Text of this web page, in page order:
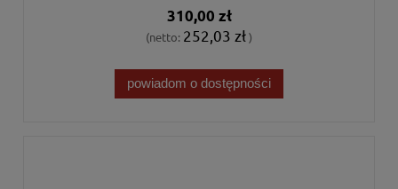
310,00 zł
(netto: 252,03 zł)
powiadom o dostępności